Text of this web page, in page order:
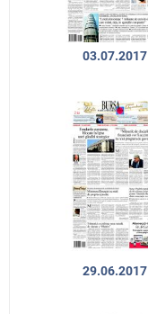
03.07.2017
29.06.2017